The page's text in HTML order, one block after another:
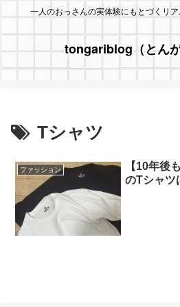
一人のおっさんの実体験にもとづくリ
tongariblog（とん
Tシャツ
ファッション
【10年後
のTシャ